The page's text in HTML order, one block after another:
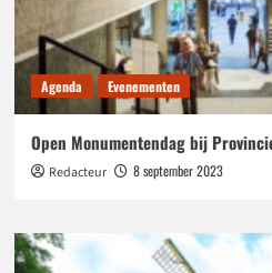
Agenda Evenementen
Open Monumentendag bij
Redacteur 8 september 2023